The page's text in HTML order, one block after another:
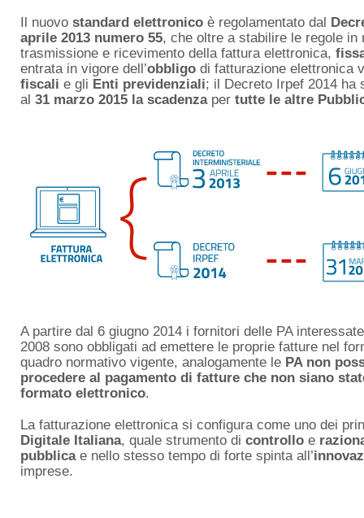
Il nuovo standard elettronico è regolamentato dal
aprile 2013 numero 55, che oltre a stabilire le regole in
trasmissione e ricevimento della fattura elettronica,
entrata in vigore dell’obbligo di fatturazione elettronica
fiscali e gli Enti previdenziali; il Decreto Irpef 2014 ha
al 31 marzo 2015 la scadenzaper tutte le altre
A partire dal 6 giugno 2014 i fornitori delle PA
2008 sono obbligati ad emettere le proprie fatture nel
quadro normativo vigente, analogamente le PA non
procedere al pagamento di fatture che non siano
formato elettronico.
La fatturazione elettronica si configura come uno dei
Digitale Italiana, quale strumento di controllo e
pubblicae nello stesso tempo di forte spinta all’
imprese.